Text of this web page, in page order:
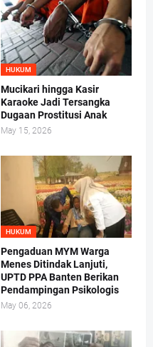
HUKUM
Mucikari hingga Kasir
Karaoke Jadi Tersangka
Dugaan Prostitusi Anak
May 15, 2026
HUKUM
Pengaduan MYM Warga
Menes Ditindak Lanjuti,
UPTD PPA Banten Berikan
Pendampingan Psikologis
May 06, 2026